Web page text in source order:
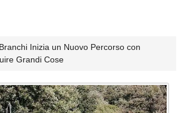
Inizia un Nuovo Percorso con
Grandi Cose